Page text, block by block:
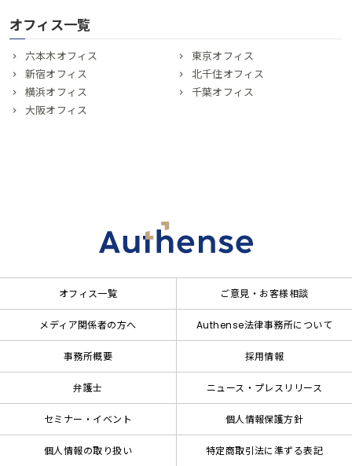
オフィス一覧
六本木オフィス
東京オフィス
新宿オフィス
北千住オフィス
横浜オフィス
千葉オフィス
大阪オフィス
オフィス一覧 ご意見・お客様相談
メディア関係者の方へ Authense法律事務所について
事務所概要 採用情報
弁護士 ニュース・プレスリリース
セミナー・イベント 個人情報保護方針
個人情報の取り扱い 特定商取引法に準ずる表記